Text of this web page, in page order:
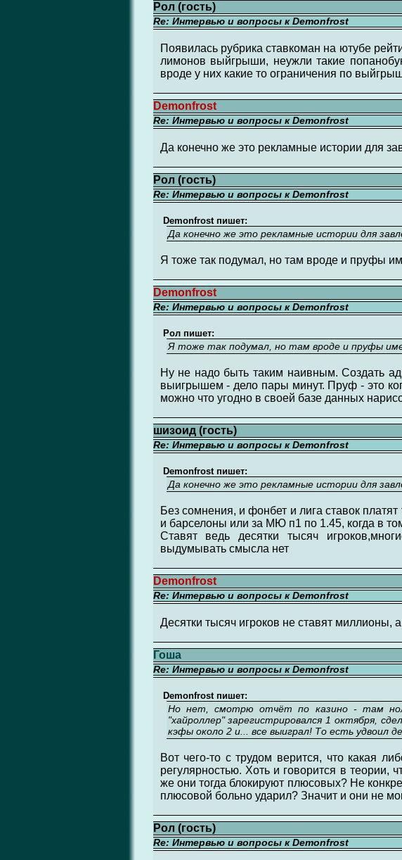
Рол (гость)
Re: Интервью и вопросы к Demonfrost
Появилась рубрика ставкоман на ютубе
лимонов выйгрыши, неужли такие
вроде у них какие то ограничения по
Demonfrost
Re: Интервью и вопросы к Demonfrost
Да конечно же это рекламные истории для
Рол (гость)
Re: Интервью и вопросы к Demonfrost
Demonfrost пишет:
Да конечно же это рекламные истории для
Я тоже так подумал, но там вроде и пруфы
Demonfrost
Re: Интервью и вопросы к Demonfrost
Рол пишет:
Я тоже так подумал, но там вроде и пруфы
Ну не надо быть таким наивным. Создать
выигрышем - дело пары минут. Пруф - это
можно что угодно в своей базе данных
шизоид (гость)
Re: Интервью и вопросы к Demonfrost
Demonfrost пишет:
Да конечно же это рекламные истории для
Без сомнения, и фонбет и лига ставок
и барселоны или за МЮ п1 по 1.45, когда в
Ставят ведь десятки тысяч
выдумывать смысла нет
Demonfrost
Re: Интервью и вопросы к Demonfrost
Десятки тысяч игроков не ставят
Гоша
Re: Интервью и вопросы к Demonfrost
Demonfrost пишет:
Но нет, смотрю отчёт по казино - там
"хайроллер" зарегистрировался 1 октября,
кэфы около 2 и... все выиграл! То есть удвоил
Вот чего-то с трудом верится, что какая
регулярностью. Хоть и говорится в теории,
же они тогда блокируют плюсовых? Не
плюсовой больно ударил? Значит и они не
Рол (гость)
Re: Интервью и вопросы к Demonfrost